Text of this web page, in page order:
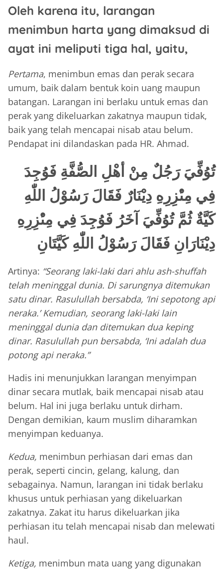
Oleh karena itu, larangan
menimbun harta yang dimaksud di
ayat ini meliputi tiga hal, yaitu,
Pertama, menimbun emas dan perak secara
umum, baik dalam bentuk koin uang maupun
batangan. Larangan ini berlaku untuk emas dan
perak yang dikeluarkan zakatnya maupun tidak,
baik yang telah mencapai nisab atau belum.
Pendapat ini dilandaskan pada HR. Ahmad.
تُوُفِّيَ رَجُلٌ مِنْ أهْلِ الصُّفَّةِ فَوُجِدَ
فِي مِىْٔزِرِهِ دِيْنَارٌ فَقَالَ رَسُوْلُ اللّٰهِ
كَيَّةٌ ثُمَّ تُوُفِّيَ آخَرُ فَوُجِدَ فِي مِىْٔزِرِهِ
دِيْنَارَانِ فَقَالَ رَسُوْلُ اللّٰهِ كَيَّتَانِ
Artinya: “Seorang laki-laki dari ahlu ash-shuffah
telah meninggal dunia. Di sarungnya ditemukan
satu dinar. Rasulullah bersabda, ‘Ini sepotong api
neraka.’ Kemudian, seorang laki-laki lain
meninggal dunia dan ditemukan dua keping
dinar. Rasulullah pun bersabda, ‘Ini adalah dua
potong api neraka.”
Hadis ini menunjukkan larangan menyimpan
dinar secara mutlak, baik mencapai nisab atau
belum. Hal ini juga berlaku untuk dirham.
Dengan demikian, kaum muslim diharamkan
menyimpan keduanya.
Kedua, menimbun perhiasan dari emas dan
perak, seperti cincin, gelang, kalung, dan
sebagainya. Namun, larangan ini tidak berlaku
khusus untuk perhiasan yang dikeluarkan
zakatnya. Zakat itu harus dikeluarkan jika
perhiasan itu telah mencapai nisab dan melewati
haul.
Ketiga, menimbun mata uang yang digunakan